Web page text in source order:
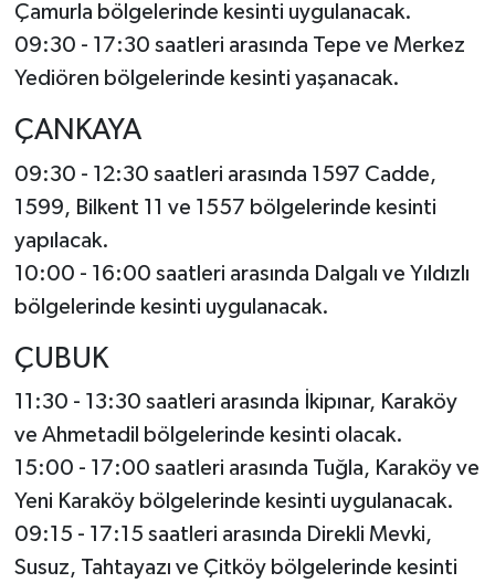
Çamurla bölgelerinde kesinti uygulanacak.
09:30 - 17:30 saatleri arasında Tepe ve Merkez
Yediören bölgelerinde kesinti yaşanacak.
ÇANKAYA
09:30 - 12:30 saatleri arasında 1597 Cadde,
1599, Bilkent 11 ve 1557 bölgelerinde kesinti
yapılacak.
10:00 - 16:00 saatleri arasında Dalgalı ve Yıldızlı
bölgelerinde kesinti uygulanacak.
ÇUBUK
11:30 - 13:30 saatleri arasında İkipınar, Karaköy
ve Ahmetadil bölgelerinde kesinti olacak.
15:00 - 17:00 saatleri arasında Tuğla, Karaköy ve
Yeni Karaköy bölgelerinde kesinti uygulanacak.
09:15 - 17:15 saatleri arasında Direkli Mevki,
Susuz, Tahtayazı ve Çitköy bölgelerinde kesinti